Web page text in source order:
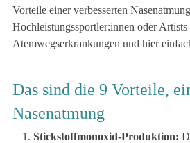
Vorteile einer verbesserten
Hochleistungssportler:innen oder Artists
Atemwegserkrankungen und hier
Das sind die 9 Vorteile,
Nasenatmung
Stickstoffmonoxid-Produktion: